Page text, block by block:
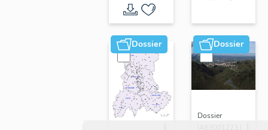
(de
Clermont-
Ferrand)
Dossier Dossier
Dossier